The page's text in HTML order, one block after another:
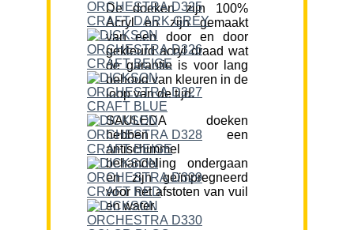
De doeken zijn 100%
Acryl en zijn gemaakt
van een door en door
gekleurd acryl draad wat
de garantie is voor lang
behoud van kleuren in de
loop van de tijd.
SAULEDA doeken
hebben een
antischimmel
behandeling ondergaan
en zijn geïmpregneerd
voor het afstoten van vuil
en water.